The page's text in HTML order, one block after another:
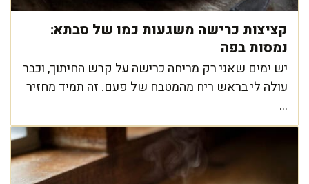
קציצות כרישה משגעות כמו של סבתא:
נמסות בפה
יש ימים שאני רק מריחה כרישה על קרש החיתוך, וכבר
עולה לי בראש ריח מהמטבח של פעם. זה תמיד מחזיר
...